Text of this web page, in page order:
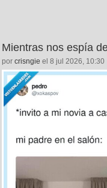
Mientras nos espía
por crisngie el 8 jul 2026, 10:30